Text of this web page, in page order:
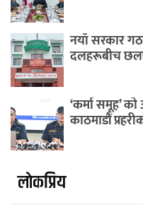
नयाँ सरकार
दलहरूबीच
‘कर्मा समूह’
काठमाडौं
लाेकप्रिय